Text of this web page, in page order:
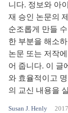
니다. 정보와 아
재 승인 논문의
순조롭게 만들
한 부분을 해소
논문 또는 저작
어 줍니다. 이 글
와 효율적이고
의 교신 내용을
Susan J. Henly